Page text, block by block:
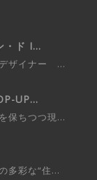
・ド I...
ザイナー ...
UP...
保ちつつ現...
多彩な“住...